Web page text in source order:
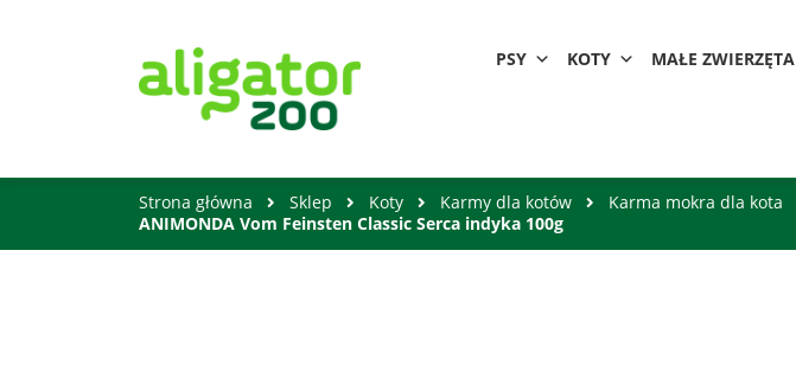
PSY KOTY MAŁE ZWIERZĘTA
Strona główna Sklep Koty Karmy dla kotów
Karma mokra dla kota
ANIMONDA Vom Feinsten Classic Serca indyka 100g